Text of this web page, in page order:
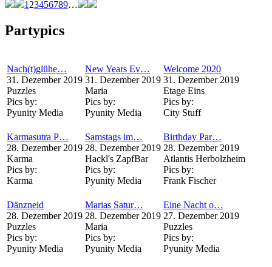
1 23456789…
Partypics
Nach(t)glühe…
31. Dezember 2019
Puzzles
Pics by:
Pyunity Media
New Years Ev…
31. Dezember 2019
Maria
Pics by:
Pyunity Media
Welcome 2020
31. Dezember 2019
Etage Eins
Pics by:
City Stuff
Karmasutra P…
28. Dezember 2019
Karma
Pics by:
Karma
Samstags im…
28. Dezember 2019
Hackl's ZapfBar
Pics by:
Pyunity Media
Birthday Par…
28. Dezember 2019
Atlantis Herbolzheim
Pics by:
Frank Fischer
Dänzneid
28. Dezember 2019
Puzzles
Pics by:
Pyunity Media
Marias Satur…
28. Dezember 2019
Maria
Pics by:
Pyunity Media
Eine Nacht o…
27. Dezember 2019
Puzzles
Pics by:
Pyunity Media